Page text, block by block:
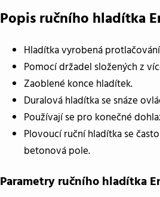
Popis ručního hladítka
Hladítka vyrobená
Pomocí držadel složených z
Zaoblené konce hladítek.
Duralová hladítka se snáze
Používají se pro konečné
Plovoucí ruční hladítka se
betonová pole.
Parametry ručního hladítka